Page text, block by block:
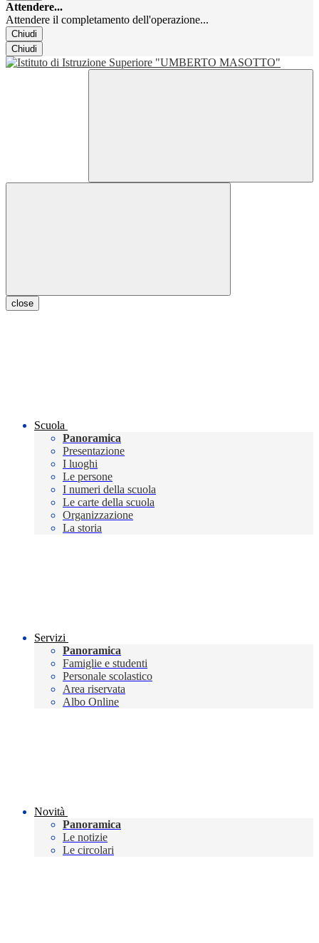
Attendere...
Attendere il completamento dell'operazione...
Chiudi
Chiudi
close
Scuola
Panoramica
Presentazione
I luoghi
Le persone
I numeri della scuola
Le carte della scuola
Organizzazione
La storia
Servizi
Panoramica
Famiglie e studenti
Personale scolastico
Area riservata
Albo Online
Novità
Panoramica
Le notizie
Le circolari